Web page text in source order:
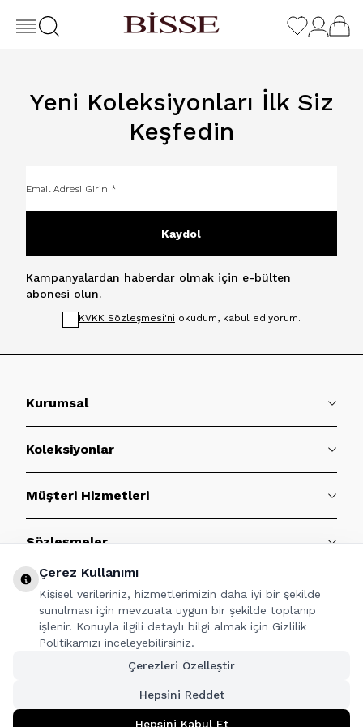
Yeni Koleksiyonları İlk Siz
Keşfedin
Kaydol
Kampanyalardan haberdar olmak için e-bülten
abonesi olun.
KVKK Sözleşmesi'ni okudum, kabul ediyorum.
Kurumsal
Koleksiyonlar
Müşteri Hizmetleri
Sözleşmeler
BİZE ULAŞIN
Çerez Kullanımı
Kişisel verileriniz, hizmetlerimizin daha iyi bir şekilde
sunulması için mevzuata uygun bir şekilde toplanıp
işlenir. Konuyla ilgili detaylı bilgi almak için Gizlilik
Politikamızı inceleyebilirsiniz.
Çerezleri Özelleştir
Hepsini Reddet
Hepsini Kabul Et